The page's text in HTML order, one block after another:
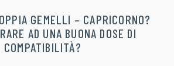
GEMELLI – CAPRICORNO?
AD UNA BUONA DOSE DI
COMPATIBILITÀ?